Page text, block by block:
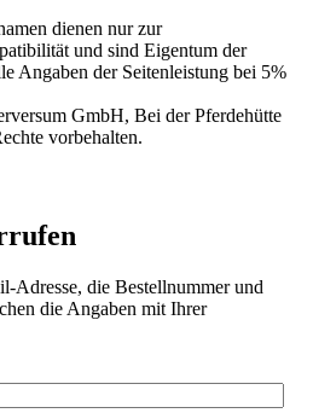
dienen nur zur
und sind Eigentum der
Angaben der Seitenleistung bei 5%
GmbH, Bei der Pferdehütte
vorbehalten.
Adresse, die Bestellnummer und
die Angaben mit Ihrer